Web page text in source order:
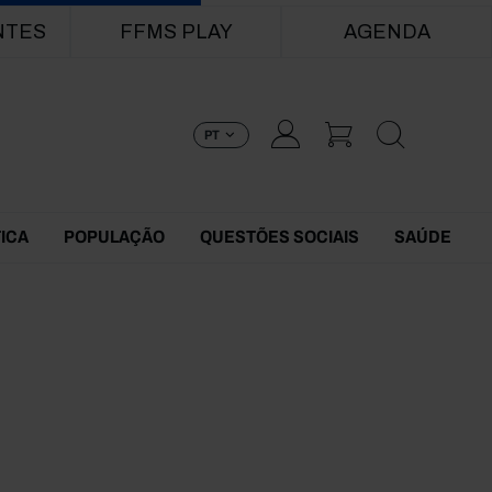
FFMS PLAY AGENDA
PT
POPULAÇÃO QUESTÕES SOCIAIS SAÚDE